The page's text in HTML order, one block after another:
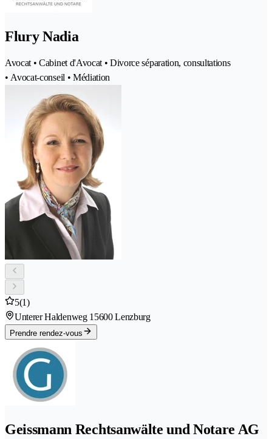
Flury Nadia
Avocat • Cabinet d'Avocat • Divorce séparation, consultations
• Avocat-conseil • Médiation
5(1)
Unterer Haldenweg 1 5600 Lenzburg
Prendre rendez-vous
Geissmann Rechtsanwälte und Notare AG